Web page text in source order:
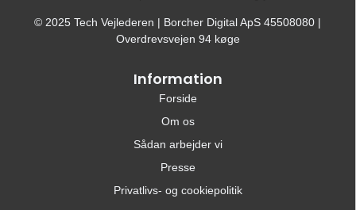
© 2025 Tech Vejlederen | Borcher Digital ApS 45508080 |
Overdrevsvejen 94 køge
Information
Forside
Om os
Sådan arbejder vi
Presse
Privatlivs- og cookiepolitik